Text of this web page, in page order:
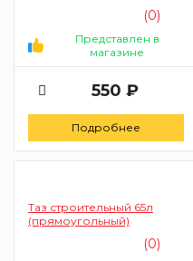
(0)
Представлен в
магазине
550 ₽
Подробнее
Таз строительный 65л
(прямоугольный)
(0)